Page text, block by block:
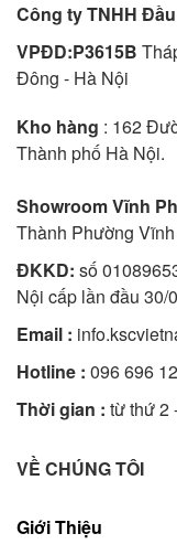
Công ty TNHH
VPĐD:P3615B
Đông - Hà Nội
Kho hàng : 162
Thành phố Hà Nội.
Showroom Vĩnh
Thành Phường
ĐKKD: số
Nội cấp lần đầu 30/
Email :
Hotline : 096 696
Thời gian : từ thứ 2
VỀ CHÚNG TÔI
Giới Thiệu